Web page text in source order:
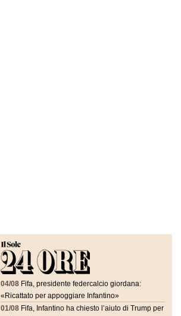
04/08 Fifa, presidente federcalcio giordana:
«Ricattato per appoggiare Infantino»
01/08 Fifa, Infantino ha chiesto l’aiuto di Trump per